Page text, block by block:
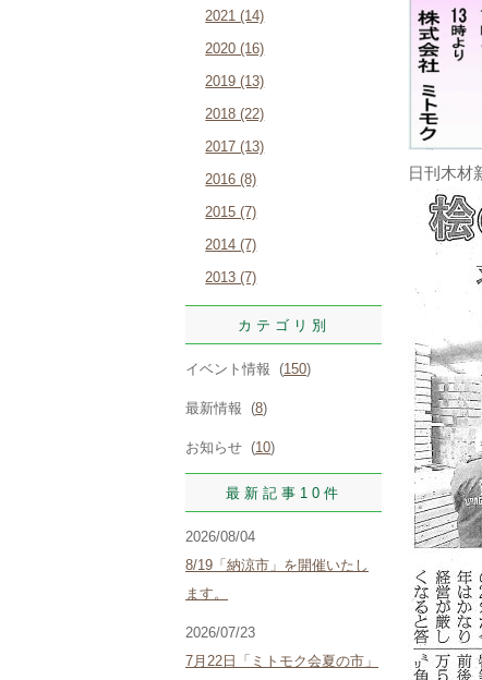
2021 (14)
2020 (16)
2019 (13)
2018 (22)
2017 (13)
2016 (8)
2015 (7)
2014 (7)
2013 (7)
カテゴリ別
イベント情報 (150)
最新情報 (8)
お知らせ (10)
最新記事10件
2026/08/04
8/19「納涼市」を開催いたし
ます。
2026/07/23
7月22日「ミトモク会夏の市」
日刊木材